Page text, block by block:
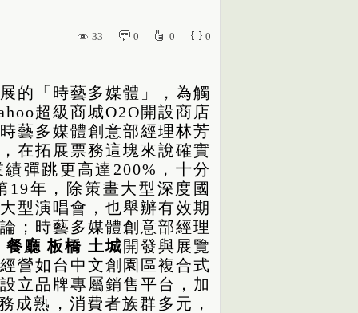
33 0 0 0
的「時藝多媒體」，為觸
超級商城O2O開設商店
藝多媒體創意部經理林芳
在拓展票務這塊來說確實
彈跳更高達200%，十分
年，除策畫大型深度國
大型演唱會，也舉辦有效期
；時藝多媒體創意部經理
餐廳 板橋 土城開發與展覽
營如台中文創園區複合式
立品牌專屬銷售平台，加
成熟，消費者族群多元，